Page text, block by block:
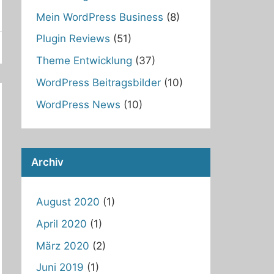
Mein WordPress Business (8)
Plugin Reviews (51)
Theme Entwicklung (37)
WordPress Beitragsbilder(10)
WordPress News (10)
Archiv
August 2020 (1)
April 2020 (1)
März 2020 (2)
Juni 2019 (1)